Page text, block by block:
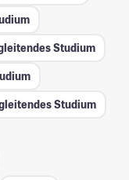
Studium
Studium